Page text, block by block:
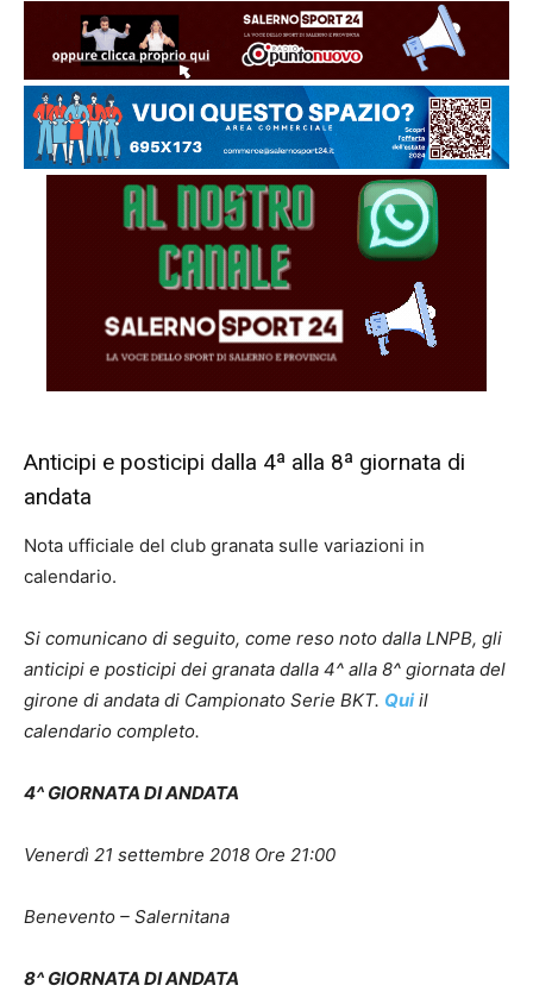
Anticipi e posticipi dalla 4ª alla 8ª giornata di
andata
Nota ufficiale del club granata sulle variazioni in
calendario.
Si comunicano di seguito, come reso noto dalla LNPB, gli
anticipi e posticipi dei granata dalla 4^ alla 8^ giornata del
girone di andata di Campionato Serie BKT. Quiil
calendario completo.
4^ GIORNATA DI ANDATA
Venerdì 21 settembre 2018 Ore 21:00
Benevento – Salernitana
8^ GIORNATA DI ANDATA